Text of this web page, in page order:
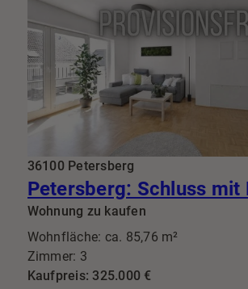
36100 Petersberg
Wohnung zu kaufen
Wohnfläche: ca. 85,76 m²
Zimmer: 3
Kaufpreis: 325.000 €